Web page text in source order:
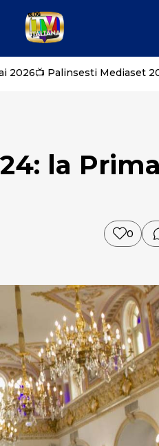
2026📺 Palinsesti Mediaset
la Prima
0